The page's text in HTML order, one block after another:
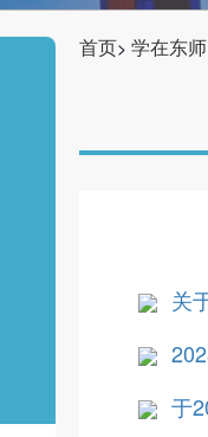
首页> 学在东师
关
于